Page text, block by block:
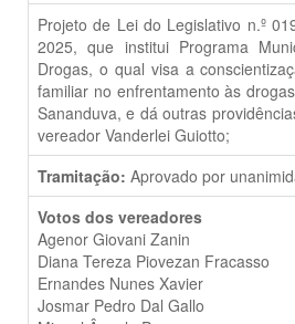
Projeto de Lei do Legislativo n.º
2025, que institui Programa
Drogas, o qual visa a
familiar no enfrentamento às
Sananduva, e dá outras
vereador Vanderlei Guiotto;
Tramitação: Aprovado por
Votos dos vereadores
Agenor Giovani Zanin
Diana Tereza Piovezan Fracasso
Ernandes Nunes Xavier
Josmar Pedro Dal Gallo